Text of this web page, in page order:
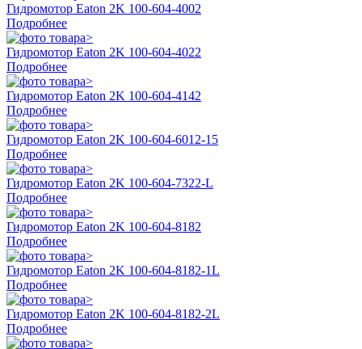
Гидромотор Eaton 2K 100-604-4002
Подробнее
Гидромотор Eaton 2K 100-604-4022
Подробнее
Гидромотор Eaton 2K 100-604-4142
Подробнее
Гидромотор Eaton 2K 100-604-6012-15
Подробнее
Гидромотор Eaton 2K 100-604-7322-L
Подробнее
Гидромотор Eaton 2K 100-604-8182
Подробнее
Гидромотор Eaton 2K 100-604-8182-1L
Подробнее
Гидромотор Eaton 2K 100-604-8182-2L
Подробнее